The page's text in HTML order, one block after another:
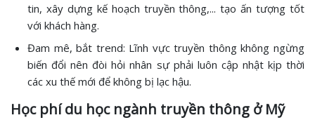
tin, xây dựng kế hoạch truyền thông,... tạo ấn tượng tốt
với khách hàng.
Đam mê, bắt trend: Lĩnh vực truyền thông không ngừng
biến đổi nên đòi hỏi nhân sự phải luôn cập nhật kịp thời
các xu thế mới để không bị lạc hậu.
Học phí du học ngành truyền thông ở Mỹ